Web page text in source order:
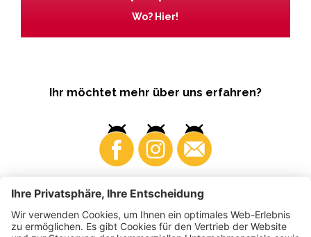
Wo? Hier!
Ihr möchtet mehr über uns erfahren?
Business Produzenten